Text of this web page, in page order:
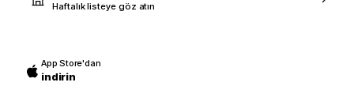
Haftalık listeye göz atın
App Store'dan
indirin